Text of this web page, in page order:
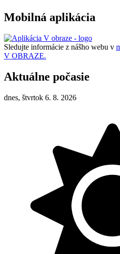
Mobilná aplikácia
Sledujte informácie z nášho webu v
V OBRAZE.
Aktuálne počasie
dnes, štvrtok 6. 8. 2026